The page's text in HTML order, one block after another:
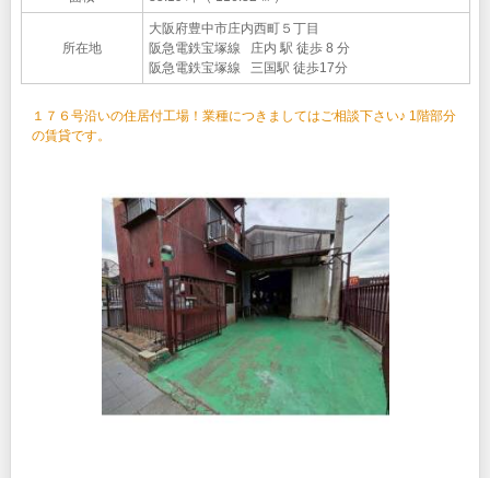
所在地
大阪府豊中市庄内西町５丁目
阪急電鉄宝塚線 庄内 駅 徒歩 8 分
阪急電鉄宝塚線 三国駅 徒歩17分
１７６号沿いの住居付工場！業種につきましてはご相談下さい♪ 1階部分
の賃貸です。